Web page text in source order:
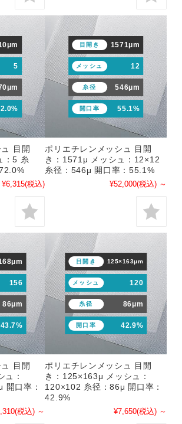
5
目開
：5 糸
¥6,315(税込)
目開き 1571μm
メッシュ 12
糸径 546μm
開口率 55.1%
ポリエチレンメッシュ 目開
き：1571μ メッシュ：12×12
糸径：546μ 開口率：55.1%
¥52,000(税込) ～
156
86μm
43.7%
目開
ュ：
開口率：
(税込) ～
目開き 125×163μm
メッシュ 120
糸径 86μm
開口率 42.9%
ポリエチレンメッシュ 目開
き：125×163μ メッシュ：
120×102 糸径：86μ 開口率：
42.9%
¥7,650(税込) ～